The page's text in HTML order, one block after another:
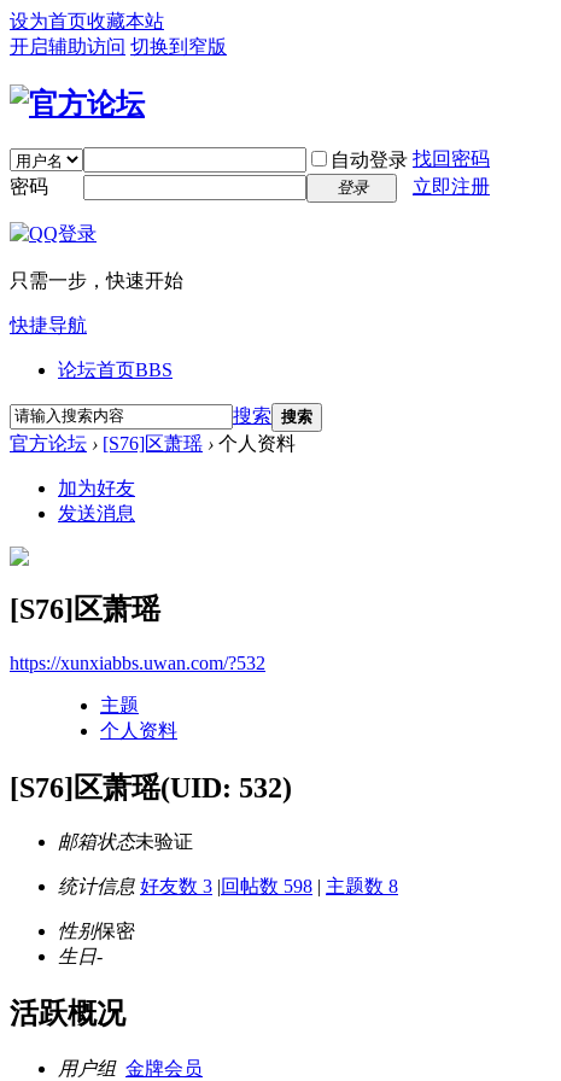
设为首页收藏本站
开启辅助访问 切换到窄版
自动登录 找回密码
密码
登录 立即注册
只需一步，快速开始
快捷导航
论坛首页BBS
搜索 搜索
官方论坛 › [S76]区萧瑶 › 个人资料
加为好友
发送消息
[S76]区萧瑶
https://xunxiabbs.uwan.com/?532
主题
个人资料
[S76]区萧瑶(UID: 532)
邮箱状态未验证
统计信息 好友数 3 |回帖数 598 | 主题数 8
性别保密
生日-
活跃概况
用户组 金牌会员